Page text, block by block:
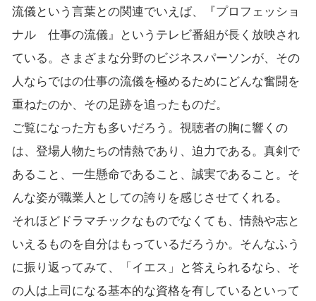
流儀という言葉との関連でいえば、『プロフェッショ
ナル 仕事の流儀』というテレビ番組が長く放映され
ている。さまざまな分野のビジネスパーソンが、その
人ならではの仕事の流儀を極めるためにどんな奮闘を
重ねたのか、その足跡を追ったものだ。
ご覧になった方も多いだろう。視聴者の胸に響くの
は、登場人物たちの情熱であり、迫力である。真剣で
あること、一生懸命であること、誠実であること。そ
んな姿が職業人としての誇りを感じさせてくれる。
それほどドラマチックなものでなくても、情熱や志と
いえるものを自分はもっているだろうか。そんなふう
に振り返ってみて、「イエス」と答えられるなら、そ
の人は上司になる基本的な資格を有しているといって